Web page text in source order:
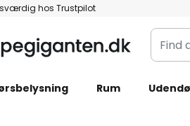
hos Trustpilot
Find
din
Rum